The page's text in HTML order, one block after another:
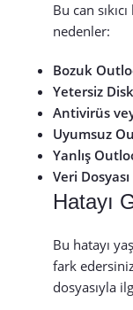
Bu can
nedenler:
Bozuk
Yetersiz
Antivirüs
Uyumsuz
Yanlış
Veri
Hatayı
Bu hatayı
fark
dosyasıyla